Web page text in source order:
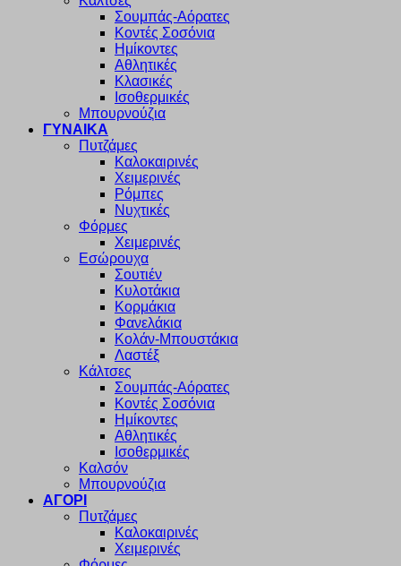
Σουμπάς-Αόρατες
Κοντές Σοσόνια
Ημίκοντες
Αθλητικές
Κλασικές
Ισοθερμικές
Μπουρνούζια
ΓΥΝΑΙΚΑ
Πυτζάμες
Καλοκαιρινές
Χειμερινές
Ρόμπες
Νυχτικές
Φόρμες
Χειμερινές
Εσώρουχα
Σουτιέν
Κυλοτάκια
Κορμάκια
Φανελάκια
Κολάν-Μπουστάκια
Λαστέξ
Κάλτσες
Σουμπάς-Αόρατες
Κοντές Σοσόνια
Ημίκοντες
Αθλητικές
Ισοθερμικές
Καλσόν
Μπουρνούζια
ΑΓΟΡΙ
Πυτζάμες
Καλοκαιρινές
Χειμερινές